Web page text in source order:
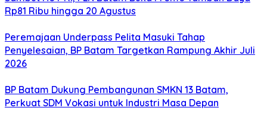
Rp81 Ribu hingga 20 Agustus
Peremajaan Underpass Pelita Masuki Tahap
Penyelesaian, BP Batam Targetkan Rampung Akhir Juli
2026
BP Batam Dukung Pembangunan SMKN 13 Batam,
Perkuat SDM Vokasi untuk Industri Masa Depan